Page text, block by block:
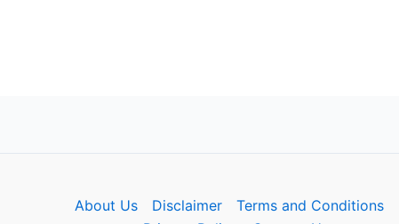
About Us Disclaimer
Terms and Conditions